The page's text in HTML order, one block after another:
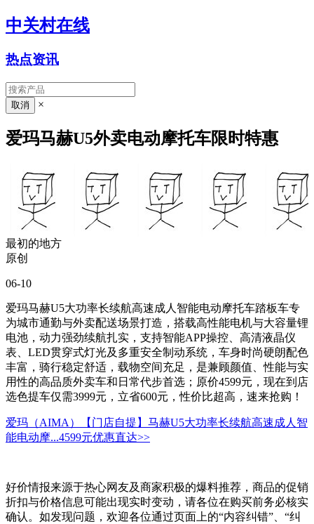
中关村在线
热点资讯
×
爱玛马赫U5外卖电动摩托车限时特惠
最初的地方
原创
06-10
爱玛马赫U5大功率长续航高速成人智能电动摩托车踏板车专
为城市通勤与外卖配送场景打造，搭载高性能电机与大容量锂
电池，动力强劲续航扎实，支持智能APP操控、高清液晶仪
表、LED贯穿式灯光及多重安全制动系统，车身时尚硬朗配色
丰富，骑行稳定舒适，载物空间充足，是兼顾颜值、性能与实
用性的高品质外卖车和日常代步首选；原价4599元，现在到店
选色提车仅需3999元，立省600元，性价比超高，速来抢购！
爱玛（AIMA）【门店自提】马赫U5大功率长续航高速成人智
能电动摩...4599元优惠直达>>
好价情报来源于热心网友及商家积极的爆料推荐，商品的促销
折扣与价格信息可能出现实时变动，请各位在购买前务必核实
确认。如发现问题，欢迎各位通过页面上的“内容纠错”、“纠